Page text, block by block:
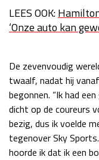
Kwalificatie
Race
LEES OOK:
‘Onze auto kan
De zevenvoudig
twaalf, nadat hij
begonnen. “Ik had
dicht op de coureurs
bezig, dus ik voelde
tegenover Sky
hoorde ik dat ik een